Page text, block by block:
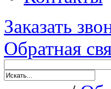
Заказать
Обратная